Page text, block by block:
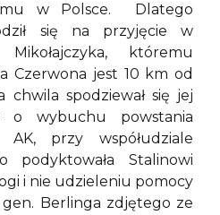
w Polsce. Dlatego
się na przyjęcie w
któremu
Czerwona jest 10 km od
chwila spodziewał się jej
o wybuchu powstania
AK, przy współudziale
podyktowała Stalinowi
i nie udzieleniu pomocy
Berlinga zdjętego ze